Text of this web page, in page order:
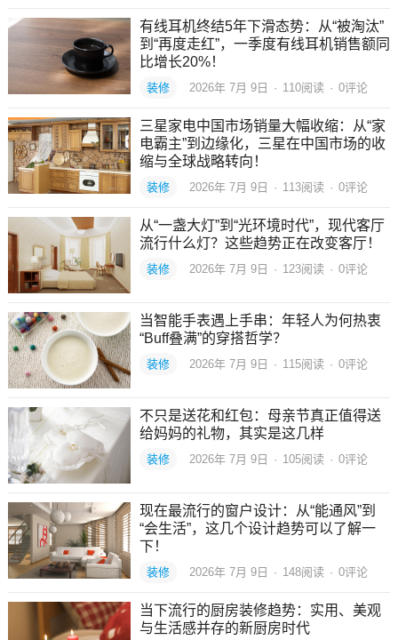
有线耳机终结5年下滑态势：从“被淘汰”
到“再度走红”，一季度有线耳机销售额同
比增长20%！
装修 2026年 7月 9日 · 110阅读 · 0评论
三星家电中国市场销量大幅收缩：从“家
电霸主”到边缘化，三星在中国市场的收
缩与全球战略转向！
装修 2026年 7月 9日 · 113阅读 · 0评论
从“一盏大灯”到“光环境时代”，现代客厅
流行什么灯？这些趋势正在改变客厅！
装修 2026年 7月 9日 · 123阅读 · 0评论
当智能手表遇上手串：年轻人为何热衷
“Buff叠满”的穿搭哲学？
装修 2026年 7月 9日 · 115阅读 · 0评论
不只是送花和红包：母亲节真正值得送
给妈妈的礼物，其实是这几样
装修 2026年 7月 9日 · 105阅读 · 0评论
现在最流行的窗户设计：从“能通风”到
“会生活”，这几个设计趋势可以了解一
下！
装修 2026年 7月 9日 · 148阅读 · 0评论
当下流行的厨房装修趋势：实用、美观
与生活感并存的新厨房时代